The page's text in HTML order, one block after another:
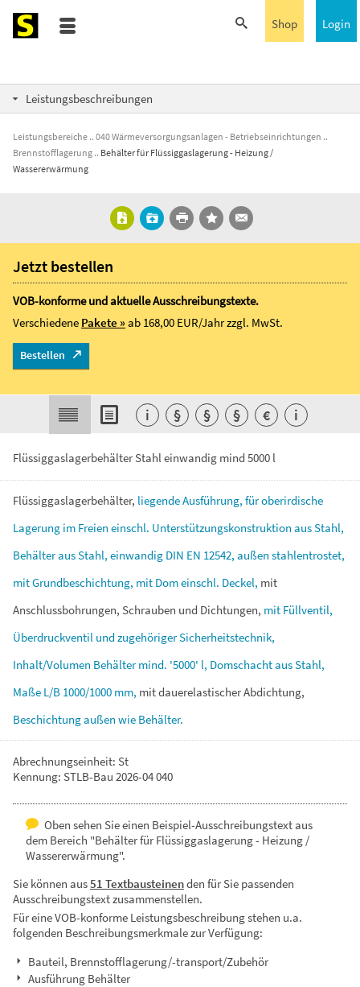
Login
Shop
Leistungsbeschreibungen
Leistungsbereiche
040 Wärmeversorgungsanlagen - Betriebseinrichtungen
Brennstofflagerung
Behälter für Flüssiggaslagerung - Heizung /
Wassererwärmung
Flüssiggaslagerbehälter Stahl einwandig mind 5000 l
Flüssiggaslagerbehälter, liegendeAusführung, füroberirdische
Lagerung im Freien einschl. Unterstützungskonstruktion ausStahl,
BehälterausStahl, einwandig DIN EN 12542, außen stahlentrostet,
mitGrundbeschichtung, mit Domeinschl. Deckel, mit
Anschlussbohrungen, Schrauben und Dichtungen, mit Füllventil,
Überdruckventil undzugehörigerSicherheitstechnik,
Inhalt/Volumen Behältermind. '5000' l, DomschachtausStahl,
Maße L/B 1000/1000 mm, mitdauerelastischerAbdichtung,
Beschichtungaußen wie Behälter.
Abrechnungseinheit: St
Kennung: STLB-Bau 2026-04 040
Oben sehen Sie einen Beispiel-Ausschreibungstext aus
dem Bereich "Behälter für Flüssiggaslagerung - Heizung /
Wassererwärmung".
Sie können aus51 Textbausteinenden für Sie passenden
Ausschreibungstext zusammenstellen.
Für eine VOB-konforme Leistungsbeschreibung stehen u.a.
folgenden Beschreibungsmerkmale zur Verfügung:
Bauteil, Brennstofflagerung/-transport/Zubehör
Ausführung Behälter
Jetzt bestellen
VOB-konforme und aktuelle Ausschreibungstexte.
Verschiedene Pakete »ab 168,00 EUR/Jahrzzgl. MwSt.
Bestellen
i § § § € i